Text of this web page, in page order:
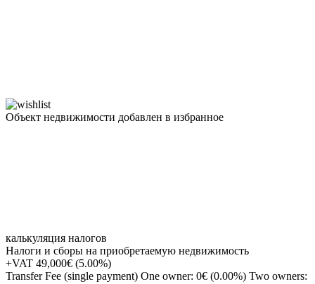
Объект недвижимости добавлен в избранное
калькуляция налогов
Налоги и сборы на приобретаемую недвижимость
+VAT 49,000€ (5.00%)
Transfer Fee (single payment) One owner: 0€ (0.00%) Two owners: